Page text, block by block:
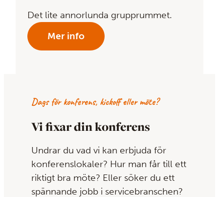
Det lite annorlunda grupprummet.
Mer info
Dags för konferens, kickoff eller möte?
Vi fixar din konferens
Undrar du vad vi kan erbjuda för
konferenslokaler? Hur man får till ett
riktigt bra möte? Eller söker du ett
spännande jobb i servicebranschen?